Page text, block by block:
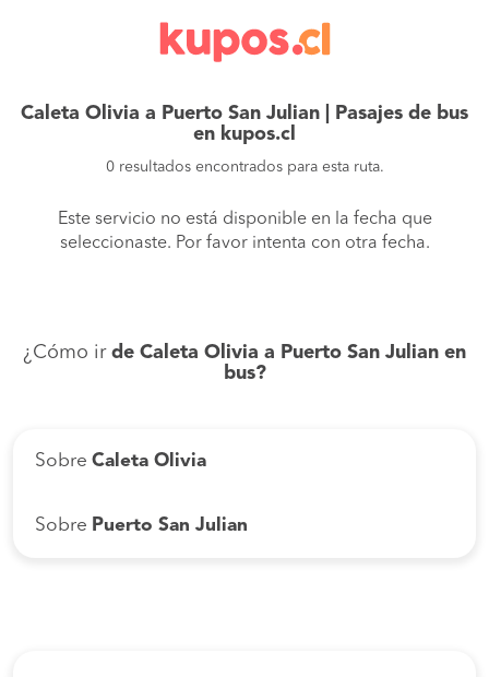
Caleta Olivia a Puerto San Julian | Pasajes de bus
en kupos.cl
0 resultados encontrados para esta ruta.
Este servicio no está disponible en la fecha que
seleccionaste. Por favor intenta con otra fecha.
¿Cómo ir de Caleta Olivia a Puerto San Julian en
bus?
Sobre Caleta Olivia
Sobre Puerto San Julian